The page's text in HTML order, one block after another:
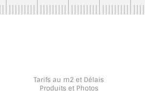
Tarifs au m2 et Délais
Produits et Photos